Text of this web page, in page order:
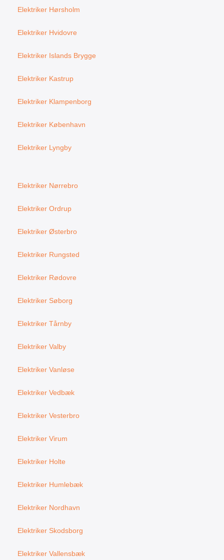
Elektriker Hørsholm
Elektriker Hvidovre
Elektriker Islands Brygge
Elektriker Kastrup
Elektriker Klampenborg
Elektriker København
Elektriker Lyngby
Elektriker Nørrebro
Elektriker Ordrup
Elektriker Østerbro
Elektriker Rungsted
Elektriker Rødovre
Elektriker Søborg
Elektriker Tårnby
Elektriker Valby
Elektriker Vanløse
Elektriker Vedbæk
Elektriker Vesterbro
Elektriker Virum
Elektriker Holte
Elektriker Humlebæk
Elektriker Nordhavn
Elektriker Skodsborg
Elektriker Vallensbæk